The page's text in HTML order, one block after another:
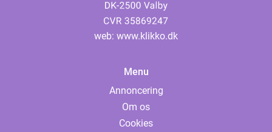
web: www.klikko.dk
Menu
Annoncering
Om os
Cookies